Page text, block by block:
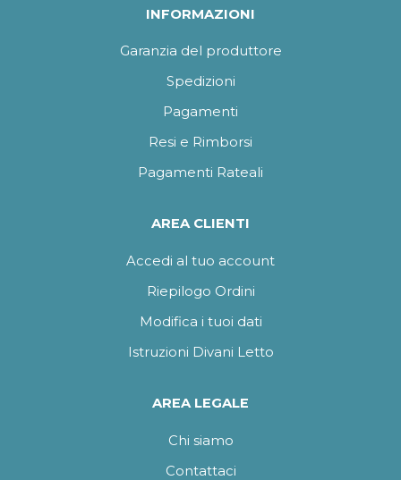
INFORMAZIONI
Garanzia del produttore
Spedizioni
Pagamenti
Resi e Rimborsi
Pagamenti Rateali
AREA CLIENTI
Accedi al tuo account
Riepilogo Ordini
Modifica i tuoi dati
Istruzioni Divani Letto
AREA LEGALE
Chi siamo
Contattaci